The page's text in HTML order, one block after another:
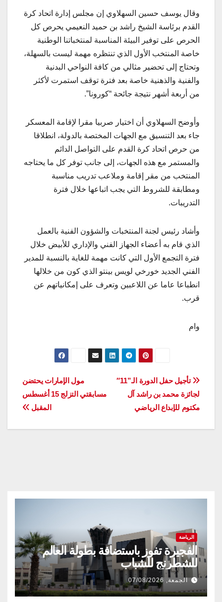
وقال يوسف حسين السهلاوي إن مجلس إدارة اتحاد كرة
القدم برئاسة الشيخ راشد بن حميد النعيمي يحرص كل
الحرص على توفير البيئة المناسبة لمنتخباتنا الوطنية
خاصة المنتخب الأول الذي تنتظره مهمة ليست بالسهلة،
وتحتاج إلى تحضير مثالي من كافة النواحي البدنية
والفنية والذهنية خاصة بعد فترة توقف استمرت لأكثر
من أربعة أشهر نتيجة جائحة “كورونا”.
وأوضح السهلاوي أن اختيار صربيا مقرا لإقامة المعسكر
جاء بعد التنسيق مع الجهات المختصة بالدولة، انطلاقا
من حرص اتحاد كرة القدم على التواصل الدائم
والمستمر مع هذه الجهات، إلى جانب توفر كل ما يحتاجه
المنتخب من مقر إقامة وملاعب تدريب مناسبة
ومطابقة للشروط التي يجب اتباعها خلال فترة
التدريبات.
وأشاد رئيس لجنة المنتخبات والشؤون الفنية بالعمل
الذي قام به أعضاء الجهاز الفني والإداري للأبيض خلال
فترة التجمع الأول التي كانت مهمة للغاية بالنسبة للمدير
الفني الجديد خورخي لويس بينتو الذي كون من خلالها
انطباعا عاما عن اللاعبين وتعرف على إمكانياتهم عن
قرب.
وام
تصفّح
المقالات
مول الإمارات يحتضن
مسابقتي التزلج 15 أغسطس
المقبل
تأجيل حفل الدورة الـ”11″
لجائزة محمد بن راشد آل
مكتوم للإبداع الرياضي
الرياضة
الفجيرة تفوز باستضافة بطولة العالم
للشطرنج للشباب
الجمعة, 07/08/2026